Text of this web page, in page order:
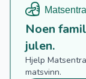
Noen
julen.
Hjelp
matsvinn.